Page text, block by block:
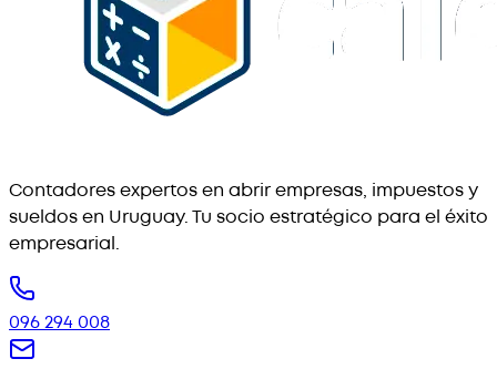
Contadores expertos en abrir empresas, impuestos y
sueldos en Uruguay. Tu socio estratégico para el éxito
empresarial.
096 294 008